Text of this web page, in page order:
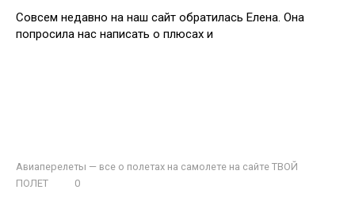
Совсем недавно на наш сайт обратилась Елена. Она
попросила нас написать о плюсах и
Авиаперелеты — все о полетах на самолете на сайте ТВОЙ
ПОЛЕТ
0